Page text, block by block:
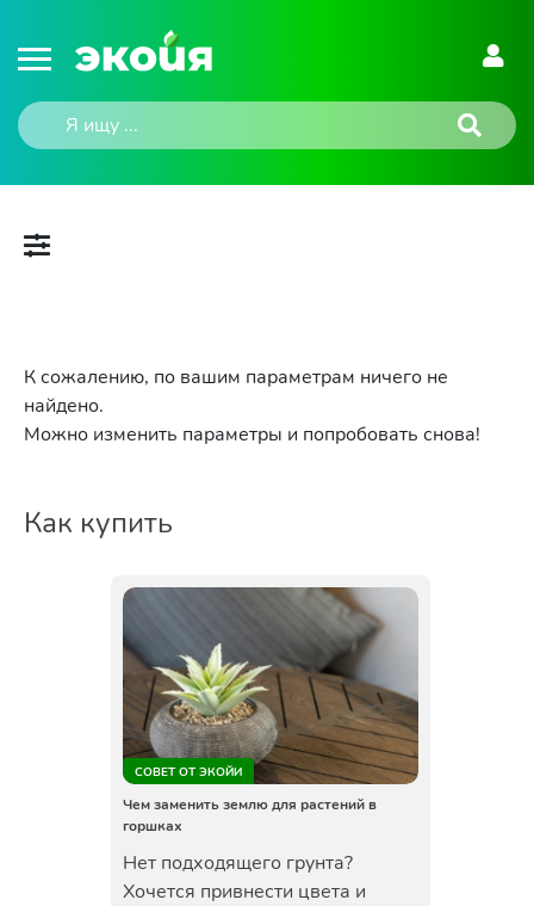
К сожалению, по вашим параметрам ничего не
найдено.
Можно изменить параметры и попробовать снова!
Как купить
СОВЕТ ОТ ЭКОЙИ
Чем заменить землю для растений в
горшках
Нет подходящего грунта?
Хочется привнести цвета и